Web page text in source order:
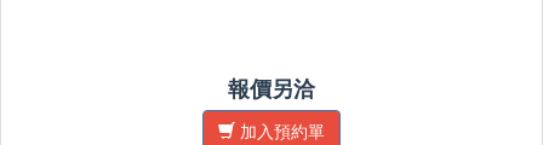
報價另洽
加入預約單